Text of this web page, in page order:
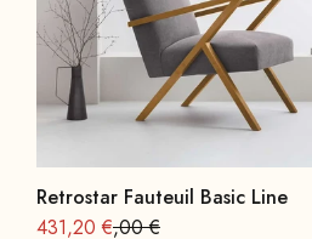
Retrostar Fauteuil Basic Line
Offre à partir de
431,20 €Prix normal : 539
,00 €